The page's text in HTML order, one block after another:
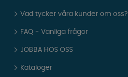
Vad tycker våra kunder om oss?
FAQ - Vanliga frågor
JOBBA HOS OSS
Kataloger